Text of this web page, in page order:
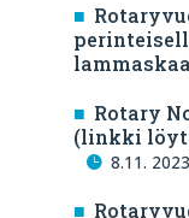
Rotary
(linkki
8.11. 2023